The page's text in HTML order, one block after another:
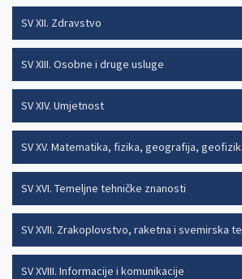
SV XII. Zdravstvo
SV XIII. Osobne i druge usluge
SV XIV. Umjetnost
SV XV. Matematika, fizika, geografija,
SV XVI. Temeljne tehničke znanosti
SV XVII. Zrakoplovstvo, raketna i svemirska
SV XVIII. Informacije i komunikacije